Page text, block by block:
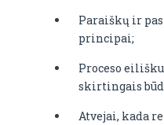
Paraiškų ir
principai;
Proceso
skirtingais
Atvejai, kada